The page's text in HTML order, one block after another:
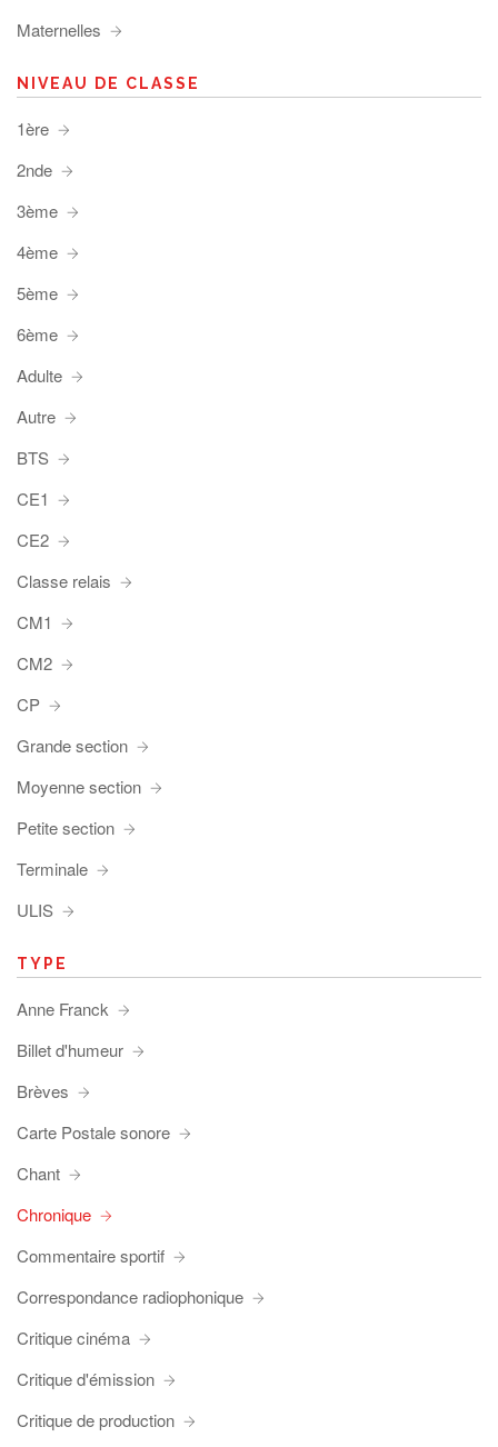
Maternelles
NIVEAU DE CLASSE
1ère
2nde
3ème
4ème
5ème
6ème
Adulte
Autre
BTS
CE1
CE2
Classe relais
CM1
CM2
CP
Grande section
Moyenne section
Petite section
Terminale
ULIS
TYPE
Anne Franck
Billet d'humeur
Brèves
Carte Postale sonore
Chant
Chronique
Commentaire sportif
Correspondance radiophonique
Critique cinéma
Critique d'émission
Critique de production